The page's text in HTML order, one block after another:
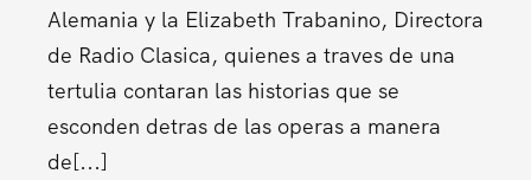
Alemania y la Elizabeth Trabanino, Directora
de Radio Clasica, quienes a traves de una
tertulia contaran las historias que se
esconden detras de las operas a manera
de[...]